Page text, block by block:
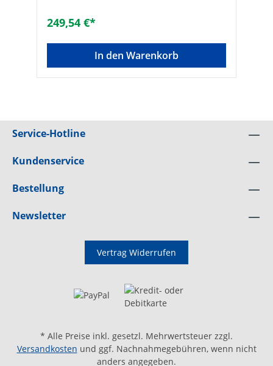
Blitzstoßstrom [L-N] / [N-PE]: 12,5 / 50 kA-
Ableitstrom max.: [L-N] / [N-PE]: 50 / 100 kA
2440595Marke: ETIEAN:
3838895896555Max. Betriebsspannung
(Umax) [V]: 300Grenzableitstrom (8/20) [kA]:
80Blitzstoßstrom (10/350 µs) [kA]:
Vorsicherung: -Schutzart (IP): IP20Netzform
249,54 €*
In den Warenkorb
Service-Hotline
Kundenservice
Bestellung
Newsletter
Vertrag Widerrufen
* Alle Preise inkl. gesetzl. Mehrwertsteuer zzgl.
Versandkosten und ggf. Nachnahmegebühren, wenn nicht
anders angegeben.